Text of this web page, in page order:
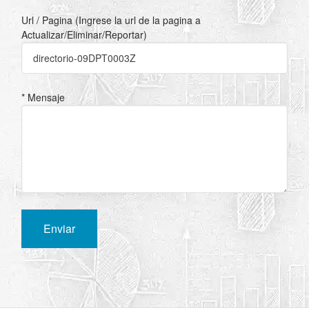
Url / Pagina (Ingrese la url de la pagina a
Actualizar/Eliminar/Reportar)
* Mensaje
Enviar